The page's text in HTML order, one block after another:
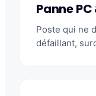
Panne
Poste qui ne
défaillant,